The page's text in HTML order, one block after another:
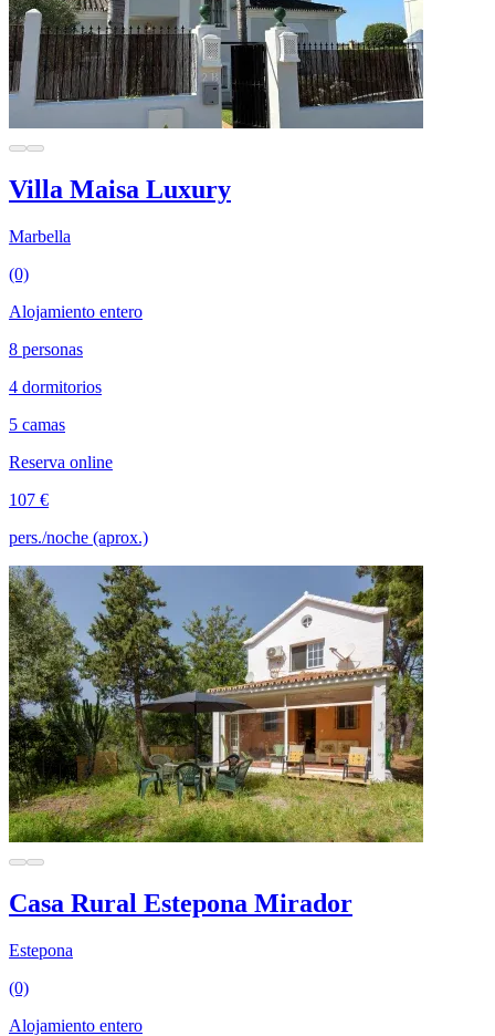
Villa Maisa Luxury
Marbella
(0)
Alojamiento entero
8 personas
4 dormitorios
5 camas
Reserva online
107 €
pers./noche (aprox.)
Casa Rural Estepona Mirador
Estepona
(0)
Alojamiento entero